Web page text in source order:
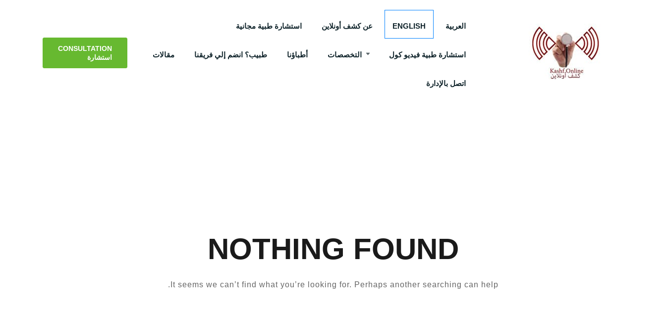
العربية ENGLISH عن كشف أونلاين استشارة طبية مجانية
استشارة طبية فيديو كول التخصصات أطباؤنا طبيب؟ انضم إلي فريقنا مقالات
اتصل بالإدارة
CONSULTATION
استشارة
NOTHING FOUND
It seems we can’t find what you’re looking for. Perhaps another searching can help.